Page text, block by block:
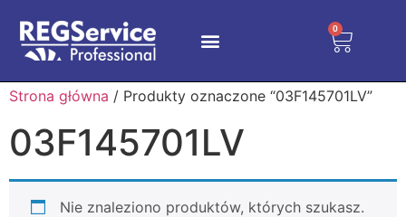
0
Strona główna / Produkty oznaczone “03F145701LV”
03F145701LV
Nie znaleziono produktów, których szukasz.